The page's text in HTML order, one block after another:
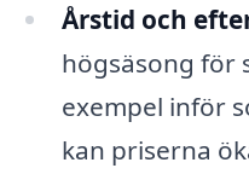
Årstid och
högsäsong för
exempel inför
kan priserna